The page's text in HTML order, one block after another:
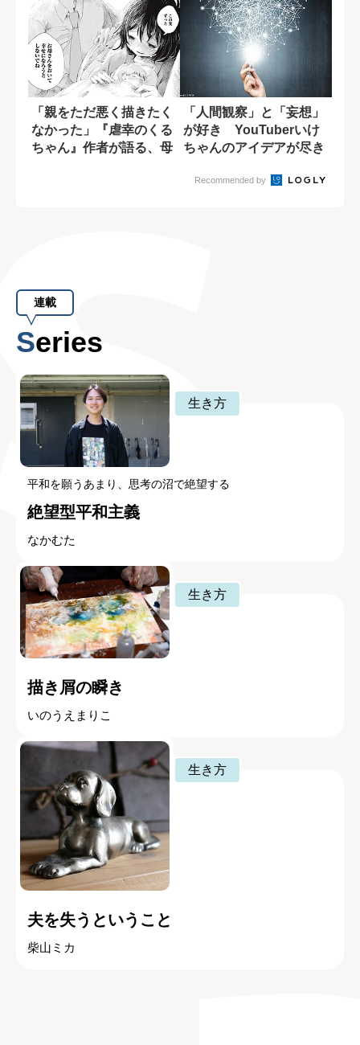
「親をただ悪く描きたく
なかった」『虐幸のくる
ちゃん』作者が語る、母
「人間観察」と「妄想」
が好き YouTuberいけ
ちゃんのアイデアが尽き
Recommended by
連載
Series
生き方
平和を願うあまり、思考の沼で絶望する
絶望型平和主義
なかむた
生き方
描き屑の瞬き
いのうえまりこ
生き方
夫を失うということ
柴山ミカ